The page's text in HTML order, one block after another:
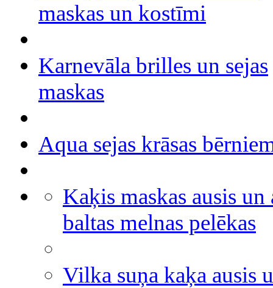
maskas un kostīmi
Karnevāla brilles un sejas
maskas
Aqua sejas krāsas
Kaķis maskas ausis un
baltas melnas pelēkas
Vilka suņa kaķa ausis